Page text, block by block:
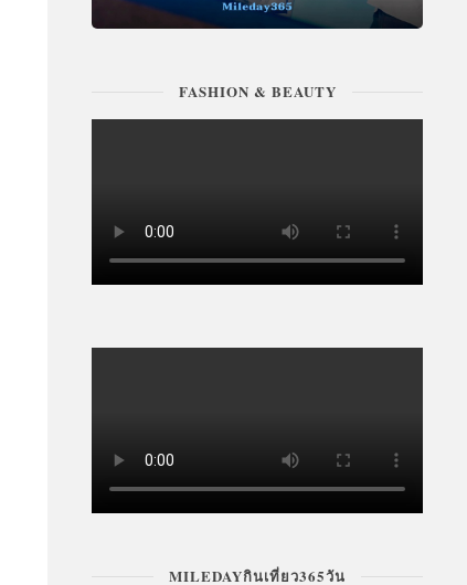
FASHION & BEAUTY
MILEDAYกินเที่ยว365วัน